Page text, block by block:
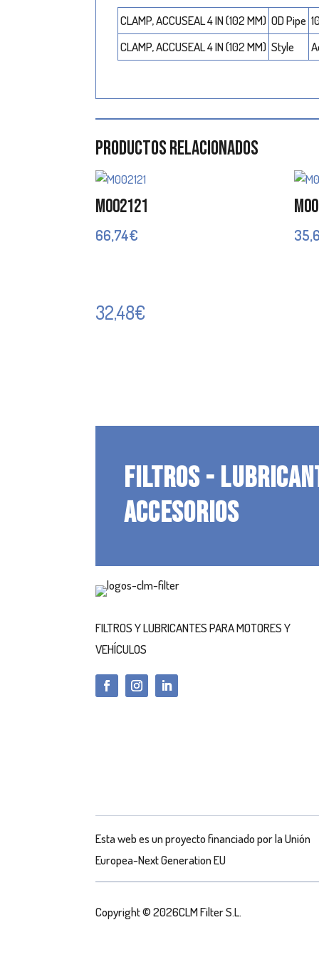
CLAMP, ACCUSEAL 4 IN (102 MM) OD Pipe
CLAMP, ACCUSEAL 4 IN (102 MM) Style
Productos relacionados
M002121
66,74€
32,48€
FILTROS -
ACCESORIOS
FILTROS Y LUBRICANTES PARA MOTORES Y
VEHÍCULOS
Esta web es un proyecto financiado por la Unión
Europea-Next Generation EU
Copyright © 2026CLM Filter S.L.